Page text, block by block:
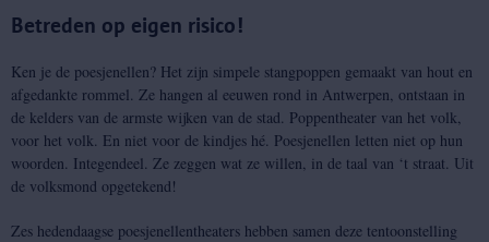
Betreden op eigen risico!
Ken je de poesjenellen? Het zijn simpele stangpoppen gemaakt van hout en
afgedankte rommel. Ze hangen al eeuwen rond in Antwerpen, ontstaan in
de kelders van de armste wijken van de stad. Poppentheater van het volk,
voor het volk. En niet voor de kindjes hé. Poesjenellen letten niet op hun
woorden. Integendeel. Ze zeggen wat ze willen, in de taal van ‘t straat. Uit
de volksmond opgetekend!
Zes hedendaagse poesjenellentheaters hebben samen deze tentoonstelling